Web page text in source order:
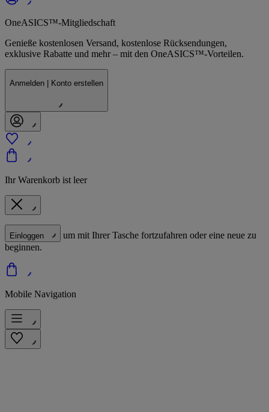
OneASICS™-Mitgliedschaft
Genieße kostenlosen Versand, kostenlose Rücksendungen,
exklusive Rabatte und mehr – mit den OneASICS™-Vorteilen.
Anmelden | Konto erstellen
Ihr Warenkorb ist leer
Einloggen
um mit Ihrer Tasche fortzufahren oder eine neue zu
beginnen.
Mobile Navigation